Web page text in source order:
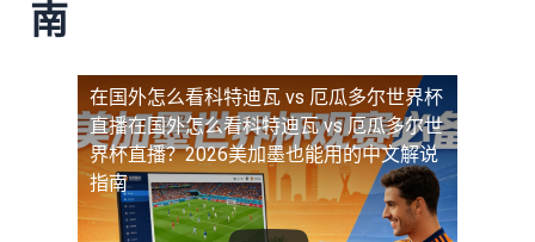
南
在国外怎么看科特迪瓦 vs 厄瓜多尔世界杯
直播在国外怎么看科特迪瓦 vs 厄瓜多尔世
界杯直播？2026美加墨也能用的中文解说
指南